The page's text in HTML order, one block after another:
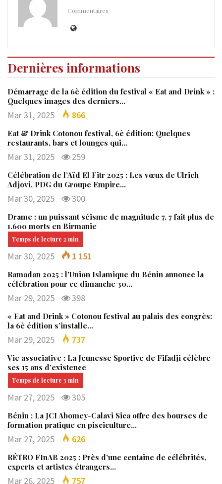
Commentaires
Dernières informations
Démarrage de la 6è édition du festival « Eat and Drink » :
Quelques images des derniers…
Mar 31, 2025 866
Eat & Drink Cotonou festival, 6è édition: Quelques
restaurants, bars et lounges qui…
Mar 31, 2025 259
Célébration de l’Aïd El Fitr 2025 : Les vœux de Ulrich
Adjovi, PDG du Groupe Empire…
Mar 30, 2025 300
Drame : un puissant séisme de magnitude 7, 7 fait plus de
1.600 morts en Birmanie
Mar 30, 2025 1 151
Ramadan 2025 : l’Union Islamique du Bénin annonce la
célébration pour ce dimanche 30…
Mar 29, 2025 398
« Eat and Drink » Cotonou festival au palais des congrès:
la 6è édition s’installe…
Mar 29, 2025 737
Vie associative : La Jeunesse Sportive de Fifadji célèbre
ses 15 ans d’existence
Mar 27, 2025 305
Bénin : La JCI Abomey-Calavi Sica offre des bourses de
formation pratique en pisciculture…
Mar 27, 2025 626
RÉTRO FInAB 2025 : Près d’une centaine de célébrités,
experts et artistes étrangers…
Mar 26, 2025 757